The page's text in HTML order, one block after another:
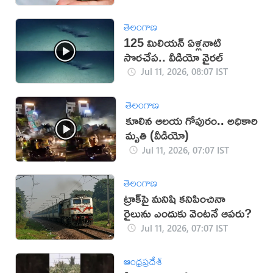
తెలంగాణ
125 మిలియన్ ఏళ్లనాటి
సొరచేప.. వీడియో వైరల్
Jul 11, 2026, 08:07 IST
తెలంగాణ
కూలిన ఆలయ గోపురం.. అధికారి
మృతి (వీడియో)
Jul 11, 2026, 07:07 IST
తెలంగాణ
ట్రాక్‌పై మనిషి కనిపించినా
రైలును ఎందుకు వెంటనే ఆపరు?
Jul 11, 2026, 07:07 IST
ఆంధ్రప్రదేశ్